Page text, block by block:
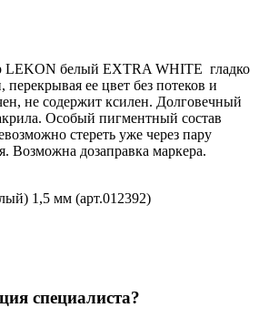
LEKON белый EXTRA WHITE гладко
ее цвет без потеков и
не содержит ксилен. Долговечный
Особый пигментный состав
стереть уже через пару
Возможна дозаправка маркера.
1,5 мм (арт.012392)
специалиста?